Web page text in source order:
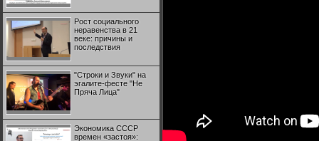
Рост социального
неравенства в 21
веке: причины и
последствия
"Строки и Звуки" на
эгалите-фесте "Не
Пряча Лица"
Экономика СССР
времен «застоя»: